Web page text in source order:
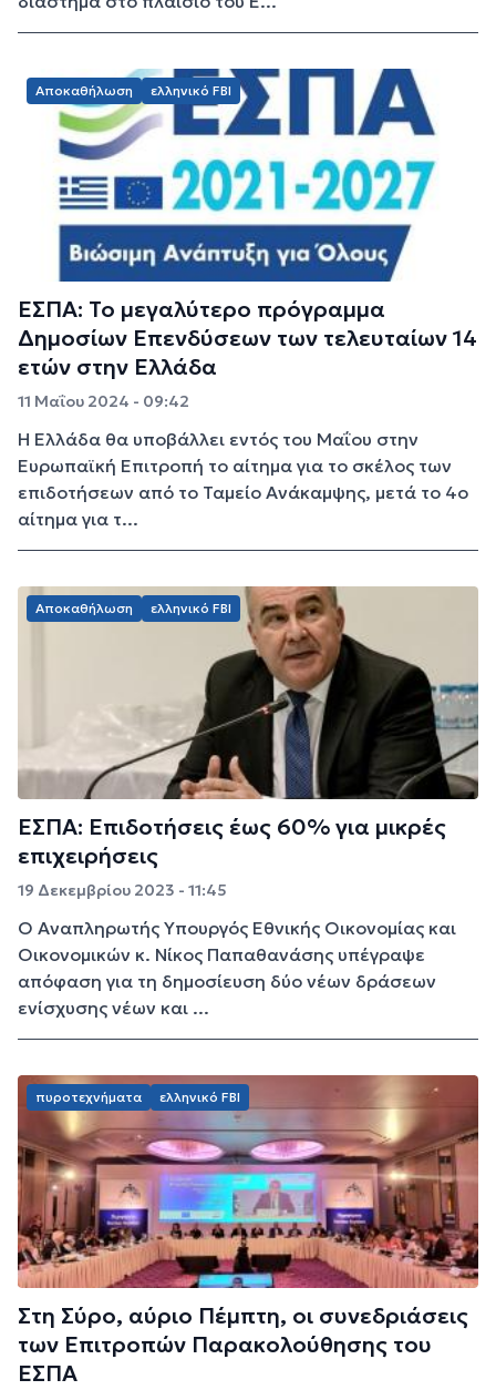
Αποκαθήλωση ελληνικό FBI
ΕΣΠΑ: Το μεγαλύτερο πρόγραμμα
Δημοσίων Επενδύσεων των τελευταίων 14
ετών στην Ελλάδα
11 Μαΐου 2024 - 09:42
Η Ελλάδα θα υποβάλλει εντός του Μαΐου στην
Ευρωπαϊκή Επιτροπή το αίτημα για το σκέλος των
επιδοτήσεων από το Ταμείο Ανάκαμψης, μετά το 4ο
αίτημα για τ...
Αποκαθήλωση ελληνικό FBI
ΕΣΠΑ: Επιδοτήσεις έως 60% για μικρές
επιχειρήσεις
19 Δεκεμβρίου 2023 - 11:45
Ο Αναπληρωτής Υπουργός Εθνικής Οικονομίας και
Οικονομικών κ. Νίκος Παπαθανάσης υπέγραψε
απόφαση για τη δημοσίευση δύο νέων δράσεων
ενίσχυσης νέων και ...
πυροτεχνήματα ελληνικό FBI
Στη Σύρο, αύριο Πέμπτη, οι συνεδριάσεις
των Επιτροπών Παρακολούθησης του
ΕΣΠΑ